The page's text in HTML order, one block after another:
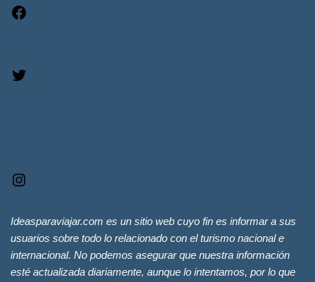
Ideasparaviajar.com es un sitio web cuyo fin es informar a sus
usuarios sobre todo lo relacionado con el turismo nacional e
internacional. No podemos asegurar que nuestra información
esté actualizada diariamente, aunque lo intentamos, por lo que